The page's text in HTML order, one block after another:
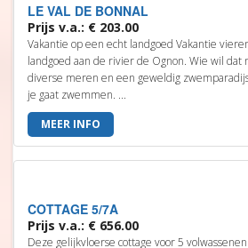
LE VAL DE BONNAL
Prijs v.a.: € 203.00
Vakantie op een echt landgoed Vakantie
landgoed aan de rivier de Ognon. Wie wil dat
diverse meren en een geweldig
je gaat zwemmen. ...
MEER INFO
COTTAGE 5/7A
Prijs v.a.: € 656.00
Deze gelijkvloerse cottage voor 5